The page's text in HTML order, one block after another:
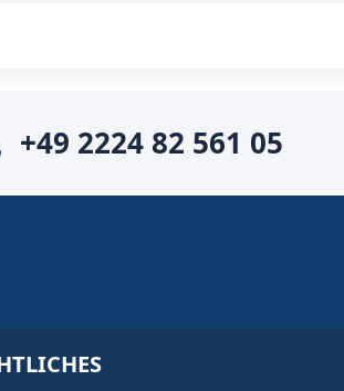
+49 2224 82 561 05